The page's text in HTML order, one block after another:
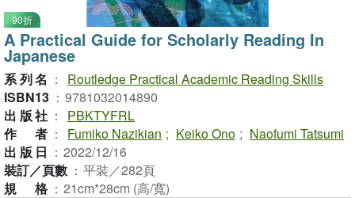
90折
A Practical Guide for Scholarly Reading In
Japanese
系列名 ：
Routledge Practical Academic Reading Skills
ISBN13 ： 9781032014890
出版社 ：
PBKTYFRL
作者 ： Fumiko Nazikian ; Keiko Ono ; Naofumi Tatsumi
出版日 ： 2022/12/16
裝訂／頁數 ： 平裝／282頁
規格 ： 21cm*28cm (高/寬)